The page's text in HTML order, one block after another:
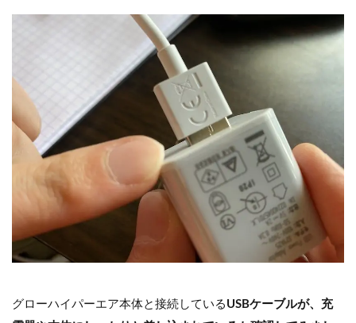
グローハイパーエア本体と接続している USBケーブルが、充